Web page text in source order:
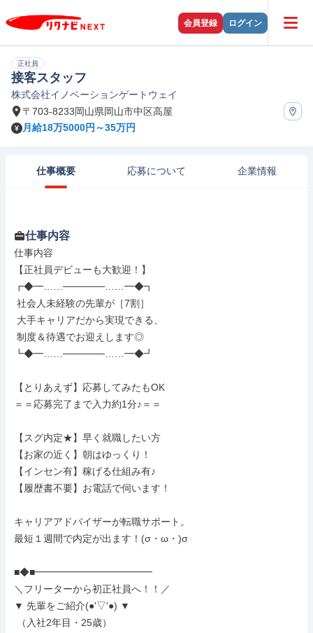
会員登録 ログイン
正社員
接客スタッフ
株式会社イノベーションゲートウェイ
〒703-8233岡山県岡山市中区高屋
月給18万5000円～35万円
仕事概要 応募について 企業情報
仕事内容
仕事内容
【正社員デビューも大歓迎！】
┏◆━……──────……━◆┓
┗◆━……──────……━◆┛
【とりあえず】応募してみたもOK
＝＝応募完了まで入力約1分♪＝＝
【スグ内定★】早く就職したい方
【お家の近く】朝はゆっくり！
【インセン有】稼げる仕組み有♪
【履歴書不要】お電話で伺います！
キャリアアドバイザーが転職サポート。
最短１週間で内定が出ます！(σ・ω・)σ
■◆■━━━━━━━━━━━━
＼フリーターから初正社員へ！！／
▼ 先輩をご紹介(●'▽'●) ▼